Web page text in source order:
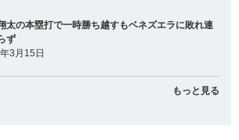
太の本塁打で一時勝ち越すもベネズエラに敗れ連
ず
3月15日
もっと見る